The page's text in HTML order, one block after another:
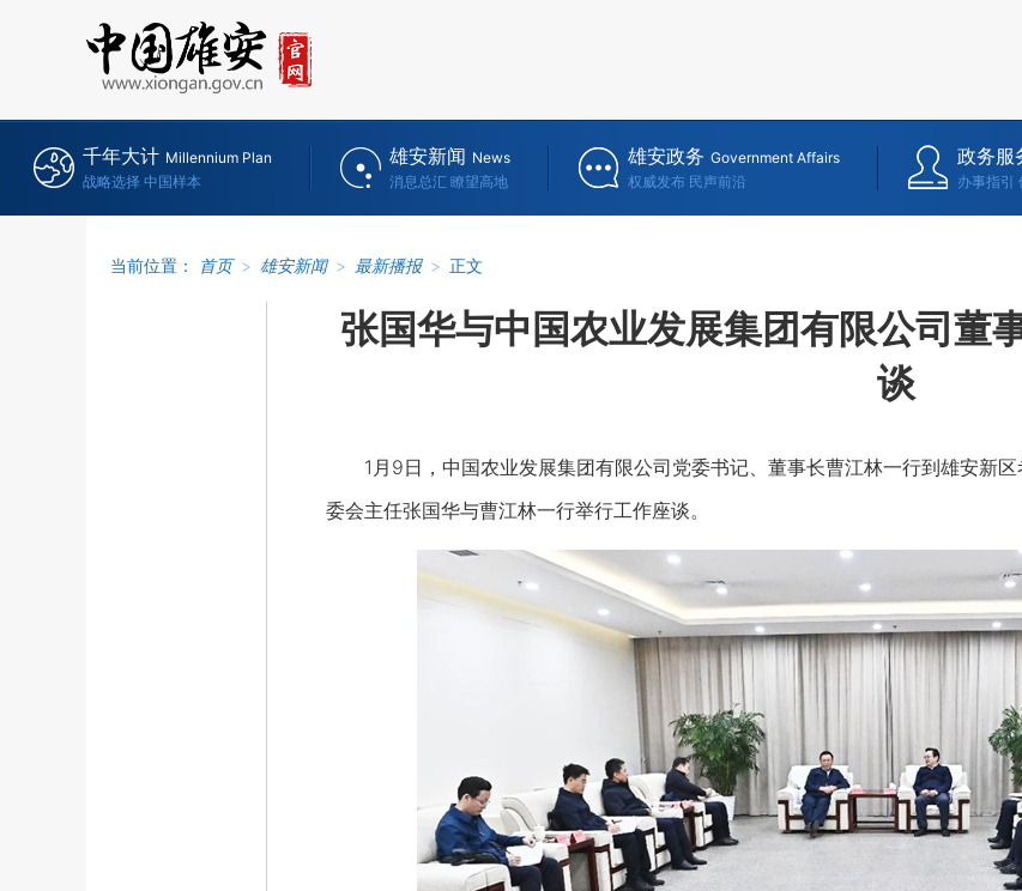
千年大计 Millennium Plan
战略选择 中国样本
雄安新闻 News
消息总汇 瞭望高地
雄安政务 Government Affairs
权威发布 民声前沿
政务服
办事指引
当前位置： 首页 > 雄安新闻 > 最新播报 > 正文
张国华与中国农业发展集团有限公司董
谈
1月9日，中国农业发展集团有限公司党委书记、董事长曹江林一行到雄安新区
委会主任张国华与曹江林一行举行工作座谈。